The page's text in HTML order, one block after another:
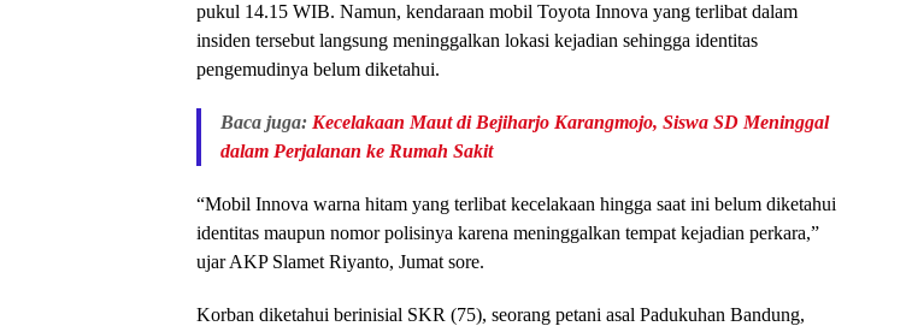
pukul 14.15 WIB. Namun, kendaraan mobil Toyota Innova yang terlibat dalam
insiden tersebut langsung meninggalkan lokasi kejadian sehingga identitas
pengemudinya belum diketahui.
Baca juga: Kecelakaan Maut di Bejiharjo Karangmojo, Siswa SD Meninggal
dalam Perjalanan ke Rumah Sakit
“Mobil Innova warna hitam yang terlibat kecelakaan hingga saat ini belum diketahui
identitas maupun nomor polisinya karena meninggalkan tempat kejadian perkara,”
ujar AKP Slamet Riyanto, Jumat sore.
Korban diketahui berinisial SKR (75), seorang petani asal Padukuhan Bandung,